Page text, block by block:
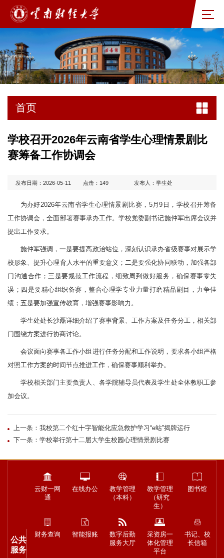
首页
学校召开2026年云南省学生心理情景剧比
赛筹备工作协调会
发布日期：2026-05-11 点击： 149 发布人：学生处
为办好2026年云南省学生心理情景剧比赛，5月9日，学校召开筹备
工作协调会，全面部署赛事承办工作。学校党委副书记施仲军出席会议并
提出工作要求。
施仲军强调，一是要提高政治站位，深刻认识承办省级赛事对展示学
校形象、提升心理育人水平的重要意义；二是要强化协同联动，加强各部
门沟通合作；三是要规范工作流程，细致周到做好服务，确保赛事零失
误；四是要精心组织备赛，整合心理学专业力量打磨精品剧目，力争佳
绩；五是要加强宣传教育，增强赛事影响力。
学生处处长沙磊详细介绍了赛事背景、工作方案及任务分工，相关部
门围绕方案进行协商讨论。
会议面向赛事各工作小组进行任务分配和工作说明，要求各小组严格
对照工作方案的时间节点推进工作，确保赛事顺利举办。
学校相关部门主要负责人、各学院辅导员代表及学生处全体教职工参
加会议。
上一条：我校第二个红十字智能化应急救护学习“e站”揭牌运行
下一条：学校举行第十二届大学生校园心理情景剧比赛
公共
服务
云财一网
通
在线办公
教学管理
（本科）
教学管理
（研究
生）
图书馆
财务查询 智能报账
数字后勤
服务大厅
采资房一
体化管理
平台
书记、校
长信箱